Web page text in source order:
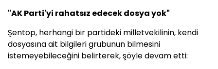
"AK Parti'yi rahatsız edecek dosya yok"
Şentop, herhangi bir partideki milletvekilinin, kendi
dosyasına ait bilgileri grubunun bilmesini
istemeyebileceğini belirterek, şöyle devam etti: